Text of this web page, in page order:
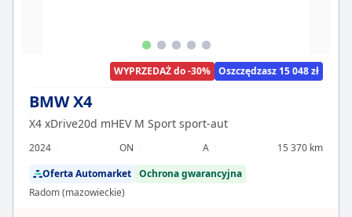
WYPRZEDAŻ do -30% Oszczędzasz 15 048 zł
BMW X4
X4 xDrive20d mHEV M Sport sport-aut
2024 ON A
15 370 km
Oferta Automarket Ochrona gwarancyjna
Radom (mazowieckie)